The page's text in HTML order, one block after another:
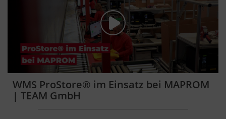
WMS ProStore® im Einsatz bei MAPROM
| TEAM GmbH